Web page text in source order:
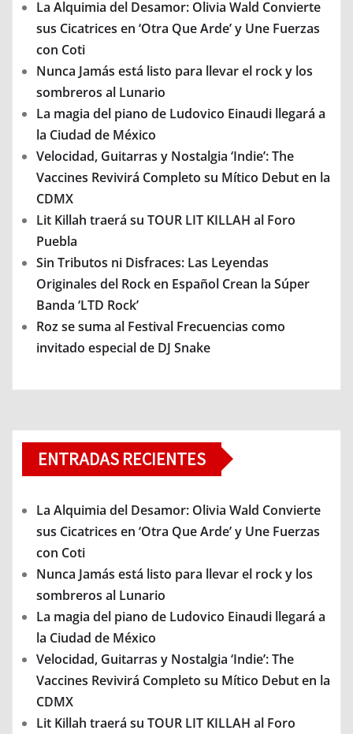
La Alquimia del Desamor: Olivia Wald Convierte
sus Cicatrices en ‘Otra Que Arde’ y Une Fuerzas
con Coti
Nunca Jamás está listo para llevar el rock y los
sombreros al Lunario
La magia del piano de Ludovico Einaudi llegará a
la Ciudad de México
Velocidad, Guitarras y Nostalgia ‘Indie’: The
Vaccines Revivirá Completo su Mítico Debut en la
CDMX
Lit Killah traerá su TOUR LIT KILLAH al Foro
Puebla
Sin Tributos ni Disfraces: Las Leyendas
Originales del Rock en Español Crean la Súper
Banda ‘LTD Rock’
Roz se suma al Festival Frecuencias como
invitado especial de DJ Snake
ENTRADAS RECIENTES
La Alquimia del Desamor: Olivia Wald Convierte
sus Cicatrices en ‘Otra Que Arde’ y Une Fuerzas
con Coti
Nunca Jamás está listo para llevar el rock y los
sombreros al Lunario
La magia del piano de Ludovico Einaudi llegará a
la Ciudad de México
Velocidad, Guitarras y Nostalgia ‘Indie’: The
Vaccines Revivirá Completo su Mítico Debut en la
CDMX
Lit Killah traerá su TOUR LIT KILLAH al Foro